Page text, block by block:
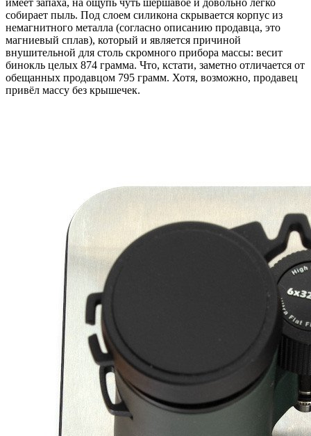
собирает пыль. Под слоем силикона скрывается корпус из
немагнитного металла (согласно описанию продавца, это
магниевый сплав), который и является причиной
внушительной для столь скромного прибора массы: весит
бинокль целых 874 грамма. Что, кстати, заметно отличается от
обещанных продавцом 795 грамм. Хотя, возможно, продавец
привёл массу без крышечек.